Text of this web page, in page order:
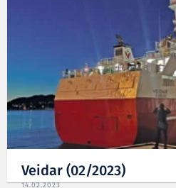
Veidar (02/2023)
14.02.2023